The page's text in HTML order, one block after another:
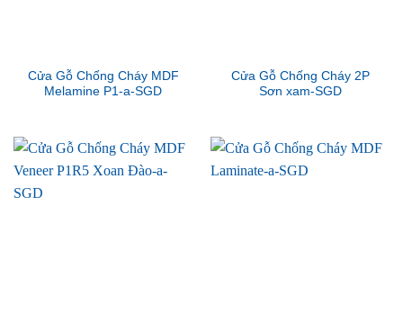
Cửa Gỗ Chống Cháy MDF
Melamine P1-a-SGD
Cửa Gỗ Chống Cháy 2P
Sơn xam-SGD